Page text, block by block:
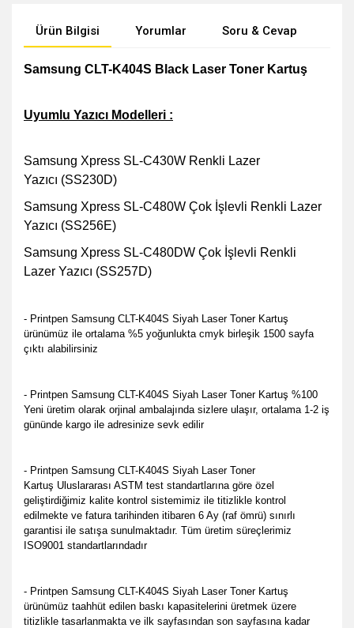
Ürün Bilgisi Yorumlar Soru & Cevap
Samsung CLT-K404S Black Laser Toner Kartuş
Uyumlu Yazıcı Modelleri :
Samsung Xpress SL-C430W Renkli Lazer
Yazıcı (SS230D)
Samsung Xpress SL-C480W Çok İşlevli Renkli Lazer
Yazıcı (SS256E)
Samsung Xpress SL-C480DW Çok İşlevli Renkli
Lazer Yazıcı (SS257D)
- Printpen Samsung CLT-K404S Siyah Laser Toner Kartuş
ürünümüz ile ortalama %5 yoğunlukta cmyk birleşik 1500 sayfa
çıktı alabilirsiniz
- Printpen Samsung CLT-K404S Siyah Laser Toner Kartuş %100
Yeni üretim olarak orjinal ambalajında sizlere ulaşır, ortalama 1-2 iş
gününde kargo ile adresinize sevk edilir
- Printpen Samsung CLT-K404S Siyah Laser Toner
Kartuş Uluslararası ASTM test standartlarına göre özel
geliştirdiğimiz kalite kontrol sistemimiz ile titizlikle kontrol
edilmekte ve fatura tarihinden itibaren 6 Ay (raf ömrü) sınırlı
garantisi ile satışa sunulmaktadır. Tüm üretim süreçlerimiz
ISO9001 standartlarındadır
- Printpen Samsung CLT-K404S Siyah Laser Toner Kartuş
ürünümüz taahhüt edilen baskı kapasitelerini üretmek üzere
titizlikle tasarlanmakta ve ilk sayfasından son sayfasına kadar